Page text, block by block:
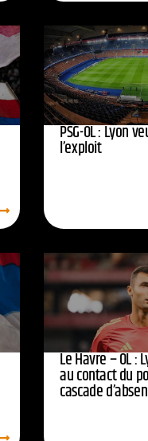
PSG-OL : Lyon
l’exploit
Le Havre – OL :
au contact du
cascade